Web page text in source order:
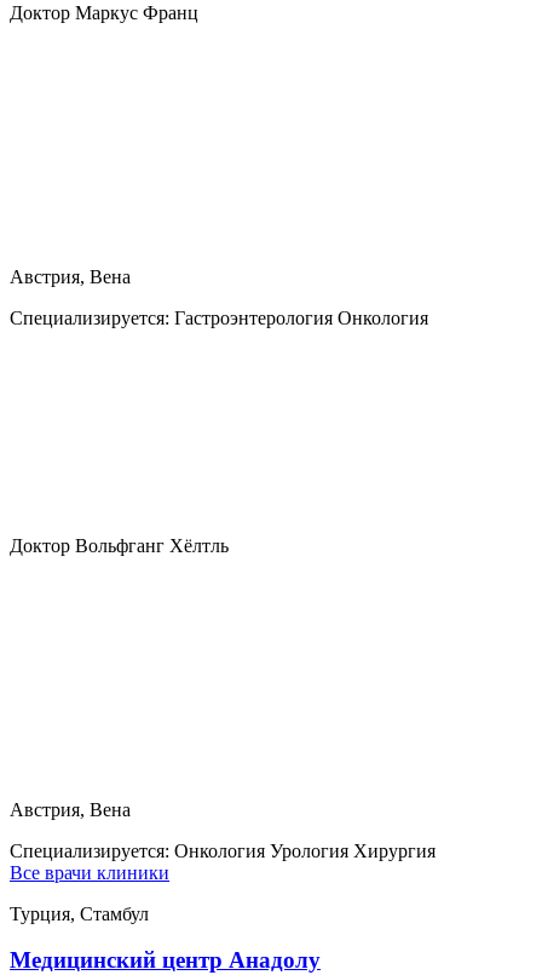
Доктор Маркус Франц
Австрия, Вена
Специализируется: Гастроэнтерология Онкология
Доктор Вольфганг Хёлтль
Австрия, Вена
Специализируется: Онкология Урология Хирургия
Все врачи клиники
Турция, Стамбул
Медицинский центр Анадолу